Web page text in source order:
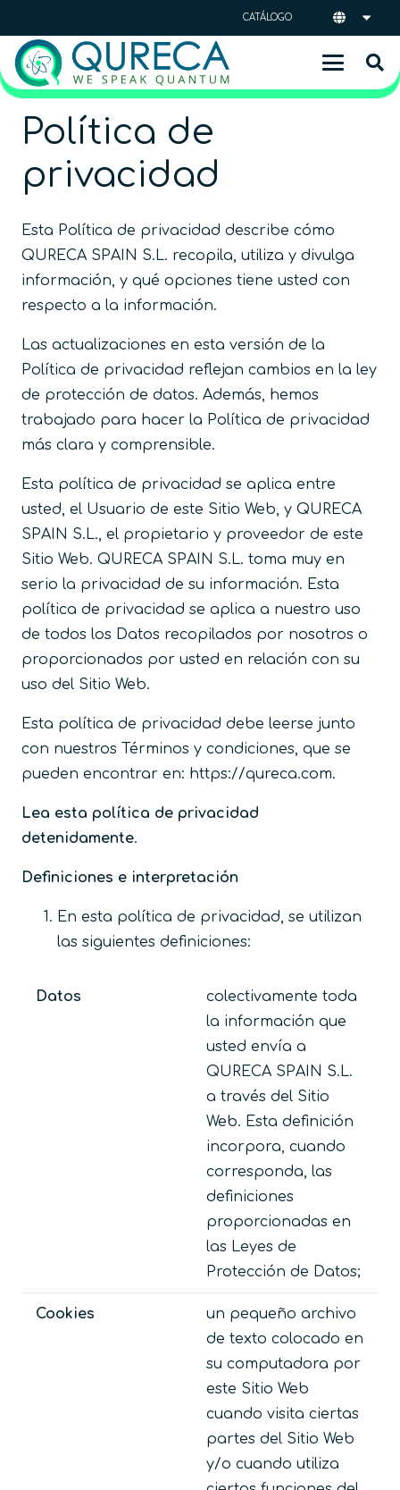
CATÁLOGO
Política de
privacidad
Esta Política de privacidad describe cómo
QURECA SPAIN S.L. recopila, utiliza y divulga
información, y qué opciones tiene usted con
respecto a la información.
Las actualizaciones en esta versión de la
Política de privacidad reflejan cambios en la ley
de protección de datos. Además, hemos
trabajado para hacer la Política de privacidad
más clara y comprensible.
Esta política de privacidad se aplica entre
usted, el Usuario de este Sitio Web, y QURECA
SPAIN S.L., el propietario y proveedor de este
Sitio Web. QURECA SPAIN S.L. toma muy en
serio la privacidad de su información. Esta
política de privacidad se aplica a nuestro uso
de todos los Datos recopilados por nosotros o
proporcionados por usted en relación con su
uso del Sitio Web.
Esta política de privacidad debe leerse junto
con nuestros Términos y condiciones, que se
pueden encontrar en: https://qureca.com.
Lea esta política de privacidad
detenidamente.
Definiciones e interpretación
En esta política de privacidad, se utilizan
las siguientes definiciones:
Datos
colectivamente toda
la información que
usted envía a
QURECA SPAIN S.L.
a través del Sitio
Web. Esta definición
incorpora, cuando
corresponda, las
definiciones
proporcionadas en
las Leyes de
Protección de Datos;
Cookies
un pequeño archivo
de texto colocado en
su computadora por
este Sitio Web
cuando visita ciertas
partes del Sitio Web
y/o cuando utiliza